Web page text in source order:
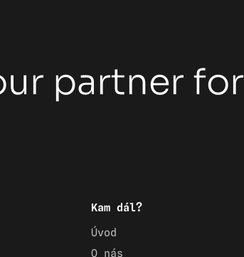
partner for
Kam dál?
Úvod
O nás